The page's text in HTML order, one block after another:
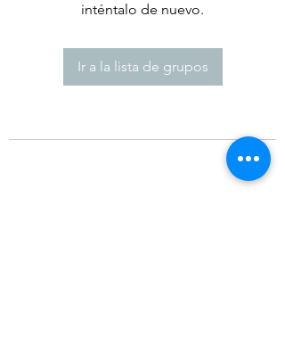
inténtalo de nuevo.
Ir a la lista de grupos